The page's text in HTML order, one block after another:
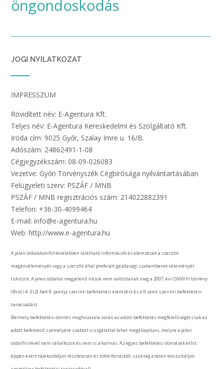
öngondoskodás
JOGI NYILATKOZAT
IMPRESSZUM
Rövidített név: E-Agentura Kft.
Teljes név: E-Agentura Kereskedelmi és Szolgáltató Kft.
Iroda cím: 9025 Győr, Szalay Imre u. 16/B.
Adószám: 24862491-1-08
Cégjegyzékszám: 08-09-026083
Vezetve: Győri Törvényszék Cégbírósága nyilvántartásában
Felügyeleti szerv: PSZÁF / MNB
PSZÁF / MNB regisztrációs szám: 214022882391
Telefon: +36-30-4099464
E-mail: info@e-agentura.hu
Web: http://www.e-agentura.hu
A jelen oldalakon/hírlevelekben található információk és elemzések a szerzők
magánvéleményét vagy a szerzők által preferált gazdasági szakemberek véleményét
tükrözik. A jelen oldalon megjelenő írások nem valósítanak meg a 2007. évi CXXXVIII törvény
(Bszt.) 4. § (2). bek 8. pontja szerinti befektetési elemzést és a 9. pont szerinti befektetési
tanácsadást.
Bármely befektetési döntés meghozatala során az adott befektetés megfelelőségét csak az
adott befektető személyére szabott vizsgálattal lehet megállapítani, melyre a jelen
oldal/hírlevél nem vállalkozik és nem is alkalmas. Az egyes befektetési döntések előtt
éppen ezért tájékozódjon részletesen és több forrásból, szükség esetén konzultáljon